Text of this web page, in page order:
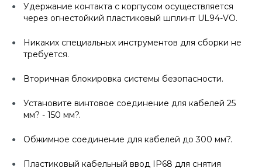
Удержание контакта с корпусом осуществляется
через огнестойкий пластиковый шплинт UL94-VO.
Никаких специальных инструментов для сборки не
требуется.
Вторичная блокировка системы безопасности.
Установите винтовое соединение для кабелей 25
мм? - 150 мм?.
Обжимное соединение для кабелей до 300 мм?.
Пластиковый кабельный ввод IP68 для снятия